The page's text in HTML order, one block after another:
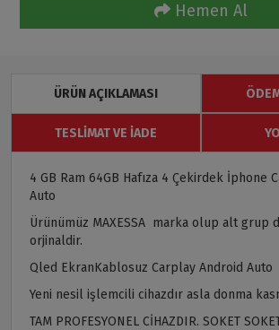
Hemen Al
ÜRÜN AÇIKLAMASI
TESLIMAT VE İADE
4 GB Ram 64GB Hafıza 4 Çekirdek İphone
Auto
Ürünümüz MAXESSA marka olup alt grup
orjinaldir.
Qled EkranKablosuz Carplay Android Auto
Yeni nesil işlemcili cihazdır asla donma
TAM PROFESYONEL CİHAZDIR. SOKET